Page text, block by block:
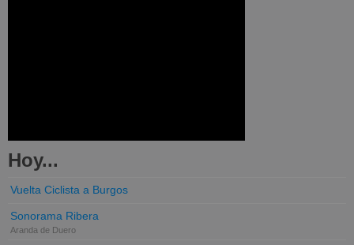
Hoy...
Vuelta Ciclista a Burgos
Sonorama Ribera
Aranda de Duero